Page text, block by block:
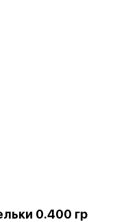
0.400 гр